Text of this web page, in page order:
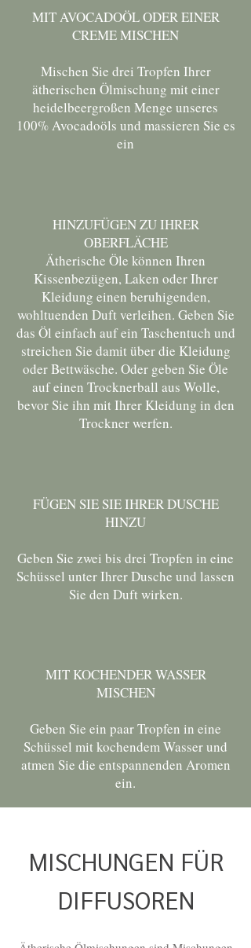
MIT AVOCADOÖL ODER EINER
CREME MISCHEN
Mischen Sie drei Tropfen Ihrer
ätherischen Ölmischung mit einer
heidelbeergroßen Menge unseres
100% Avocadoöls und massieren Sie es
ein
HINZUFÜGEN ZU IHRER
OBERFLÄCHE
Ätherische Öle können Ihren
Kissenbezügen, Laken oder Ihrer
Kleidung einen beruhigenden,
wohltuenden Duft verleihen. Geben Sie
das Öl einfach auf ein Taschentuch und
streichen Sie damit über die Kleidung
oder Bettwäsche. Oder geben Sie Öle
auf einen Trocknerball aus Wolle,
bevor Sie ihn mit Ihrer Kleidung in den
Trockner werfen.
FÜGEN SIE SIE IHRER DUSCHE
HINZU
Geben Sie zwei bis drei Tropfen in eine
Schüssel unter Ihrer Dusche und lassen
Sie den Duft wirken.
MIT KOCHENDER WASSER
MISCHEN
Geben Sie ein paar Tropfen in eine
Schüssel mit kochendem Wasser und
atmen Sie die entspannenden Aromen
ein.
MISCHUNGEN FÜR
DIFFUSOREN